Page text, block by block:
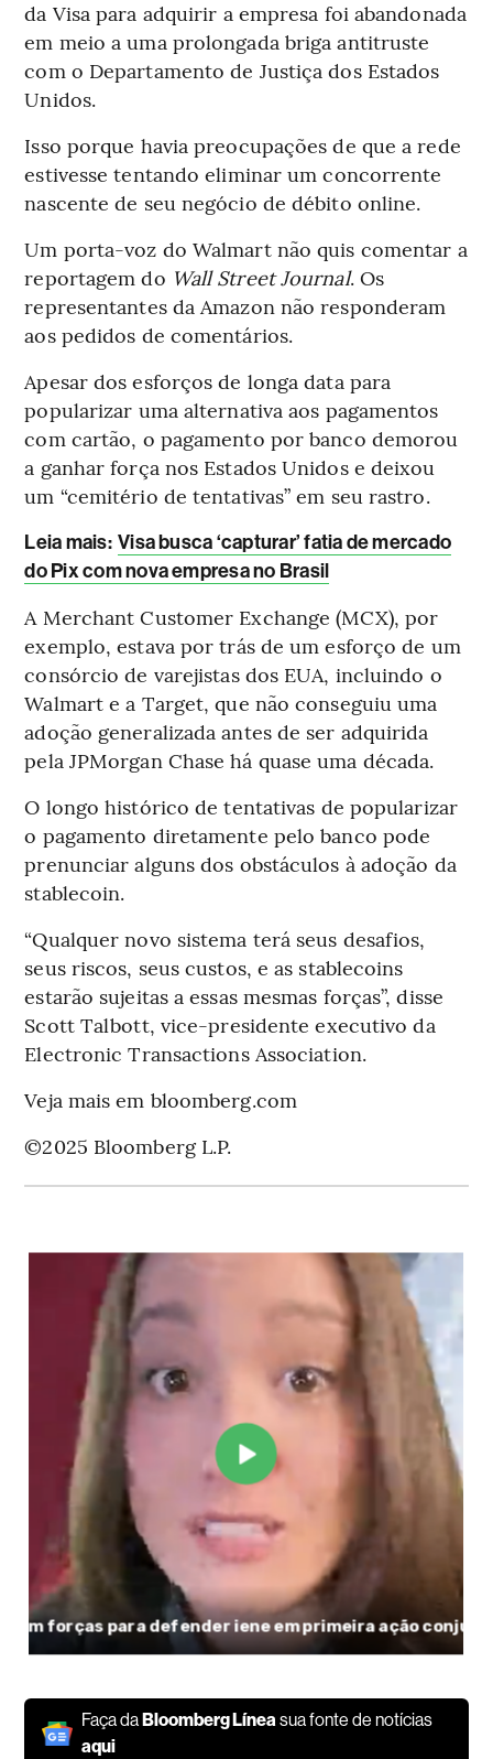
da Visa para adquirir a empresa foi abandonada
em meio a uma prolongada briga antitruste
com o Departamento de Justiça dos Estados
Unidos.
Isso porque havia preocupações de que a rede
estivesse tentando eliminar um concorrente
nascente de seu negócio de débito online.
Um porta-voz do Walmart não quis comentar a
reportagem do Wall Street Journal. Os
representantes da Amazon não responderam
aos pedidos de comentários.
Apesar dos esforços de longa data para
popularizar uma alternativa aos pagamentos
com cartão, o pagamento por banco demorou
a ganhar força nos Estados Unidos e deixou
um “cemitério de tentativas” em seu rastro.
Leia mais: Visa busca ‘capturar’ fatia de mercado
do Pix com nova empresa no Brasil
A Merchant Customer Exchange (MCX), por
exemplo, estava por trás de um esforço de um
consórcio de varejistas dos EUA, incluindo o
Walmart e a Target, que não conseguiu uma
adoção generalizada antes de ser adquirida
pela JPMorgan Chase há quase uma década.
O longo histórico de tentativas de popularizar
o pagamento diretamente pelo banco pode
prenunciar alguns dos obstáculos à adoção da
stablecoin.
“Qualquer novo sistema terá seus desafios,
seus riscos, seus custos, e as stablecoins
estarão sujeitas a essas mesmas forças”, disse
Scott Talbott, vice-presidente executivo da
Electronic Transactions Association.
Veja mais em bloomberg.com
©2025 Bloomberg L.P.
Faça daBloomberg Líneasua fonte de notícias
aqui